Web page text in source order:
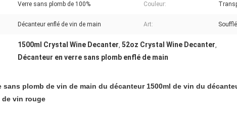
Verre sans plomb de 100% Couleur:
Décanteur enflé de vin de main Art:
1500ml Crystal Wine Decanter, 52oz Crystal Wine Decanter,
Décanteur en verre sans plomb enflé de main
sans plomb de vin de main du décanteur 1500ml de vin du
de vin rouge